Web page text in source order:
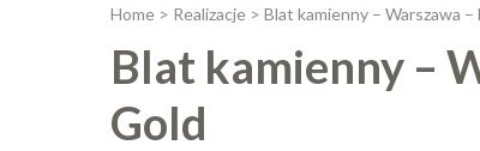
Home > Realizacje > Blat kamienny – Warszawa
Blat kamienny –
Gold